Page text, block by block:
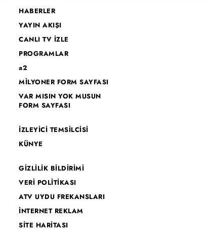
HABERLER
YAYIN AKIŞI
CANLI TV İZLE
PROGRAMLAR
a2
MİLYONER FORM SAYFASI
VAR MISIN YOK MUSUN
FORM SAYFASI
İZLEYİCİ TEMSİLCİSİ
KÜNYE
GİZLİLİK BİLDİRİMİ
VERİ POLİTİKASI
ATV UYDU FREKANSLARI
İNTERNET REKLAM
SİTE HARİTASI